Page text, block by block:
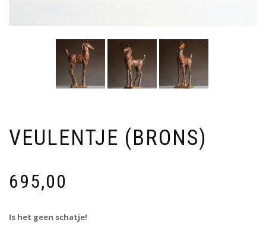
VEULENTJE (BRONS)
695,00
Is het geen schatje!